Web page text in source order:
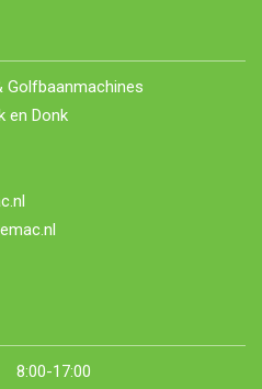
Golfbaanmachines
en Donk
8:00-17:00